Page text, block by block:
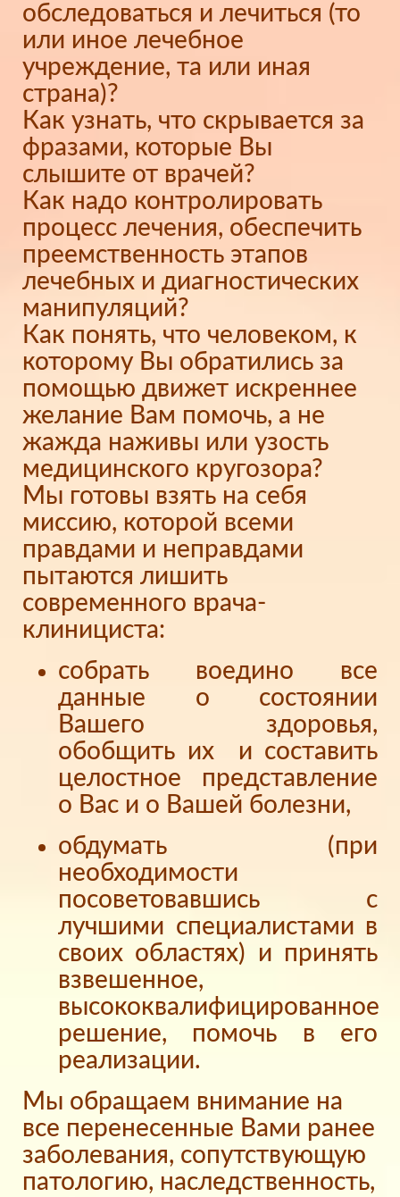
обследоваться и лечиться (то
или иное лечебное
учреждение, та или иная
страна)?
Как узнать, что скрывается за
фразами, которые Вы
слышите от врачей?
Как надо контролировать
процесс лечения, обеспечить
преемственность этапов
лечебных и диагностических
манипуляций?
Как понять, что человеком, к
которому Вы обратились за
помощью движет искреннее
желание Вам помочь, а не
жажда наживы или узость
медицинского кругозора?
Мы готовы взять на себя
миссию, которой всеми
правдами и неправдами
пытаются лишить
современного врача-
клинициста:
собрать воедино все
данные о состоянии
Вашего здоровья,
обобщить их и составить
целостное представление
о Вас и о Вашей болезни,
обдумать (при
необходимости
посоветовавшись с
лучшими специалистами в
своих областях) и принять
взвешенное,
высококвалифицированное
решение, помочь в его
реализации.
Мы обращаем внимание на
все перенесенные Вами ранее
заболевания, сопутствующую
патологию, наследственность,